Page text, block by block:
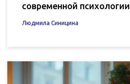
современной психологии
Людмила Синицина